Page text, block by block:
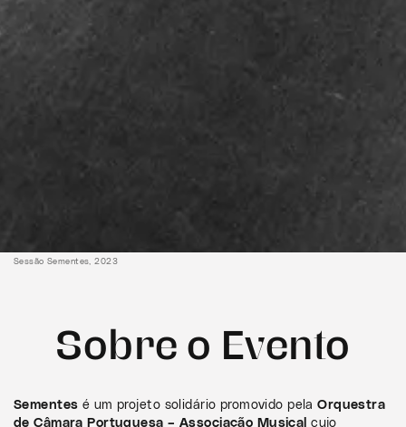
Sessão Sementes, 2023
Sobre o Evento
Sementes é um projeto solidário promovido pelaOrquestra
de Câmara Portuguesa – Associação Musical cujo